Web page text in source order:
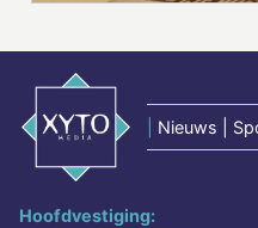
Nieuws |
Hoofdvestiging: